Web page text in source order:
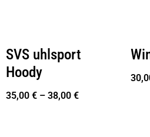
SVS uhlsport
Hoody
35,00 € – 38,00 €